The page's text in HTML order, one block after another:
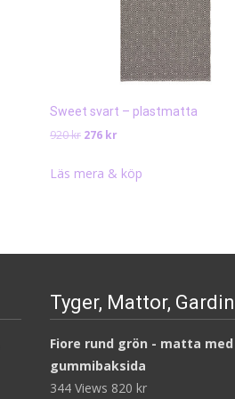
Sweet svart – plastmatta
920kr Det
priset
276 kr
priset
Läs mera & köp
Tyger, Mattor,
Fiore rund grön - matta med
gummibaksida
344 Views 820 kr